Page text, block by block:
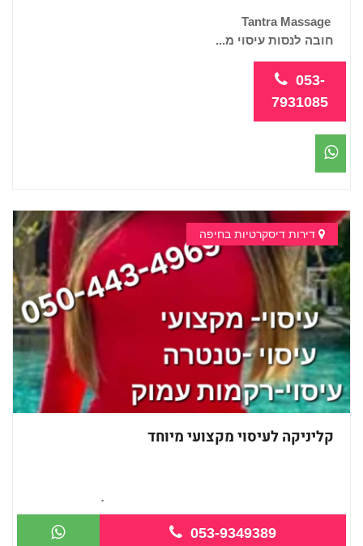
חובה לנסות עיסוי מ...
053-
7931085
דירות דיסקרטיות בחיפה
קליניקה לעיסוי מקצועי מיוחד
חדשה בחיפה עיסוי מקצועי מזמינה אותך ל...
053-9349389